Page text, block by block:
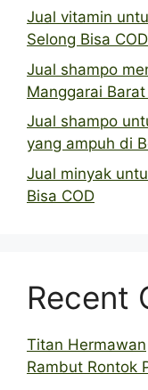
Jual vitamin
Selong Bisa COD
Jual shampo
Manggarai
Jual shampo
yang ampuh di
Jual minyak
Bisa COD
Recent
Titan Hermawan
Rambut Rontok